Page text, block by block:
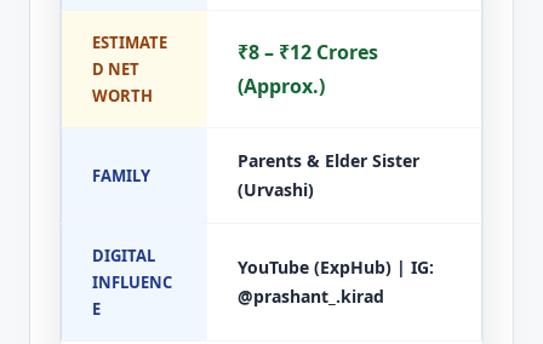
ESTIMATE
D NET
WORTH
₹8 – ₹12 Crores
(Approx.)
FAMILY
Parents & Elder Sister
(Urvashi)
DIGITAL
INFLUENC
E
YouTube (ExpHub) | IG:
@prashant_.kirad